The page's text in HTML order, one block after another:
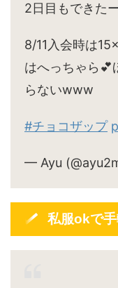
2日目もできた
8/11入会時は
はへっちゃら💕
らないwww
#チョコザップ
— Ayu
私服okで